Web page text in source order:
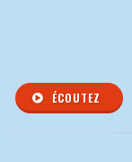
ÉCOUTEZ